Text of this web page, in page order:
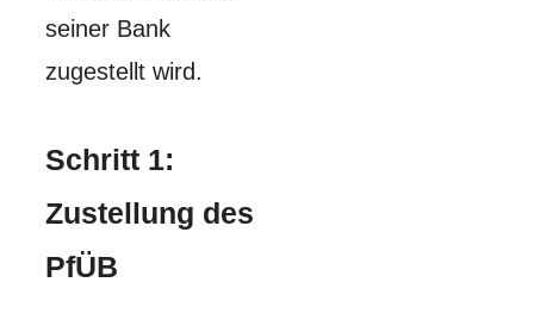
seiner Bank
zugestellt wird.
Schritt 1:
Zustellung des
PfÜB